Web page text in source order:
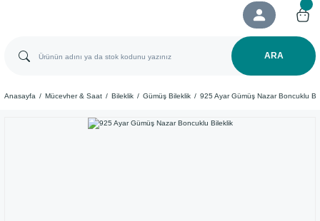
ARA
Anasayfa Mücevher & Saat Bileklik Gümüş Bileklik ​925 Ayar Gümüş Nazar Boncuklu